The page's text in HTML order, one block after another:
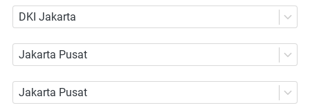
DKI Jakarta
Jakarta Pusat
Jakarta Pusat